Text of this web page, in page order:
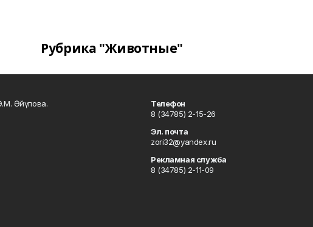
Рубрика "Животные"
Әйүпова.
Телефон
8 (34785) 2-15-26
Эл. почта
zori32@yandex.ru
Рекламная служба
8 (34785) 2-11-09